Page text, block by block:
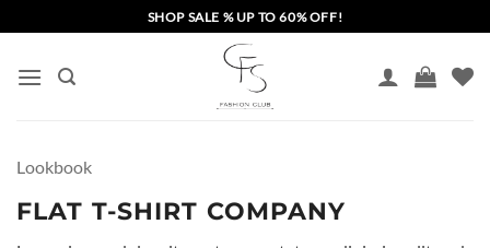
to
content
SHOP SALE % UP TO 60% OFF!
Lookbook
FLAT T-SHIRT COMPANY